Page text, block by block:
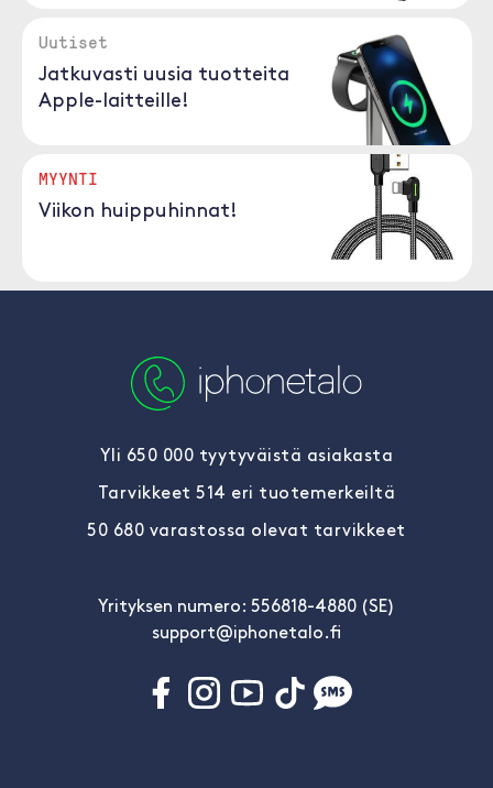
Uutiset
Jatkuvasti uusia tuotteita
Apple-laitteille!
MYYNTI
Viikon huippuhinnat!
Yli 650 000 tyytyväistä asiakasta
Tarvikkeet 514 eri tuotemerkeiltä
50 680 varastossa olevat tarvikkeet
Yrityksen numero: 556818-4880 (SE)
support@iphonetalo.fi